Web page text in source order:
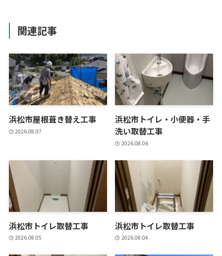
関連記事
浜松市屋根葺き替え工事
2026.08.07
浜松市トイレ・小便器・手
洗い取替工事
2026.08.06
浜松市トイレ取替工事
2026.08.05
浜松市トイレ取替工事
2026.08.04